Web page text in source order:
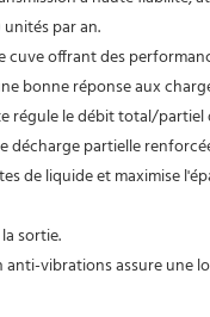
unités par an.
bonne réponse aux
régule le débit total/partiel
de liquide et maximise
sortie.
vibrations assure une